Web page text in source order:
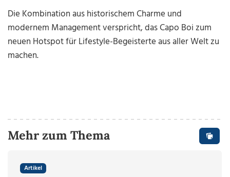
Die Kombination aus historischem Charme und
modernem Management verspricht, das Capo Boi zum
neuen Hotspot für Lifestyle-Begeisterte aus aller Welt zu
machen.
Mehr zum Thema
Artikel